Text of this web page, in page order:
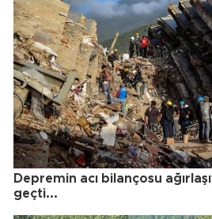
Depremin acı bilançosu
geçti...